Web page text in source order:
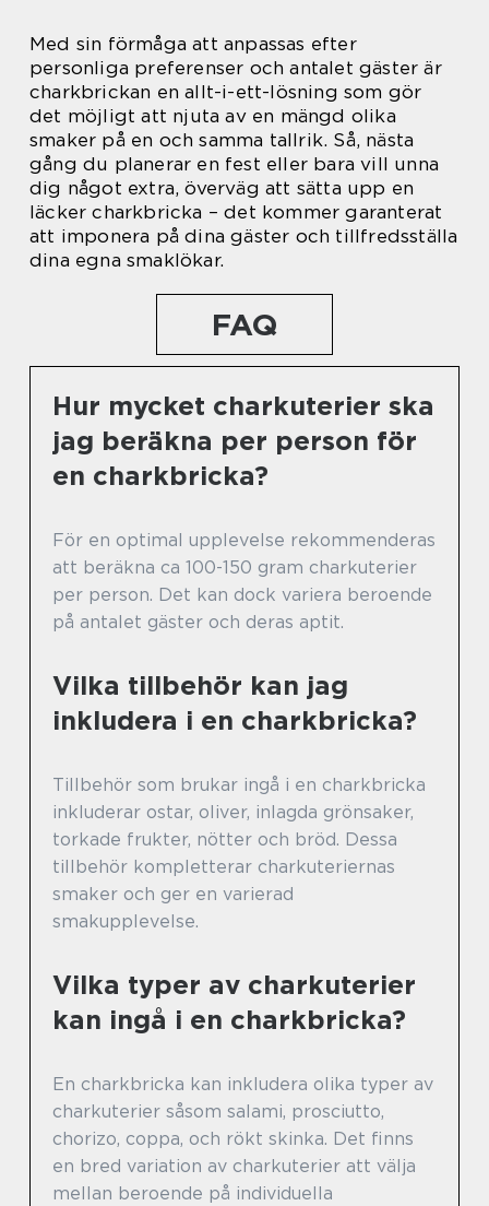
Med sin förmåga att anpassas efter
personliga preferenser och antalet gäster är
charkbrickan en allt-i-ett-lösning som gör
det möjligt att njuta av en mängd olika
smaker på en och samma tallrik. Så, nästa
gång du planerar en fest eller bara vill unna
dig något extra, överväg att sätta upp en
läcker charkbricka – det kommer garanterat
att imponera på dina gäster och tillfredsställa
dina egna smaklökar.
FAQ
Hur mycket charkuterier ska
jag beräkna per person för
en charkbricka?
För en optimal upplevelse rekommenderas
att beräkna ca 100-150 gram charkuterier
per person. Det kan dock variera beroende
på antalet gäster och deras aptit.
Vilka tillbehör kan jag
inkludera i en charkbricka?
Tillbehör som brukar ingå i en charkbricka
inkluderar ostar, oliver, inlagda grönsaker,
torkade frukter, nötter och bröd. Dessa
tillbehör kompletterar charkuteriernas
smaker och ger en varierad
smakupplevelse.
Vilka typer av charkuterier
kan ingå i en charkbricka?
En charkbricka kan inkludera olika typer av
charkuterier såsom salami, prosciutto,
chorizo, coppa, och rökt skinka. Det finns
en bred variation av charkuterier att välja
mellan beroende på individuella